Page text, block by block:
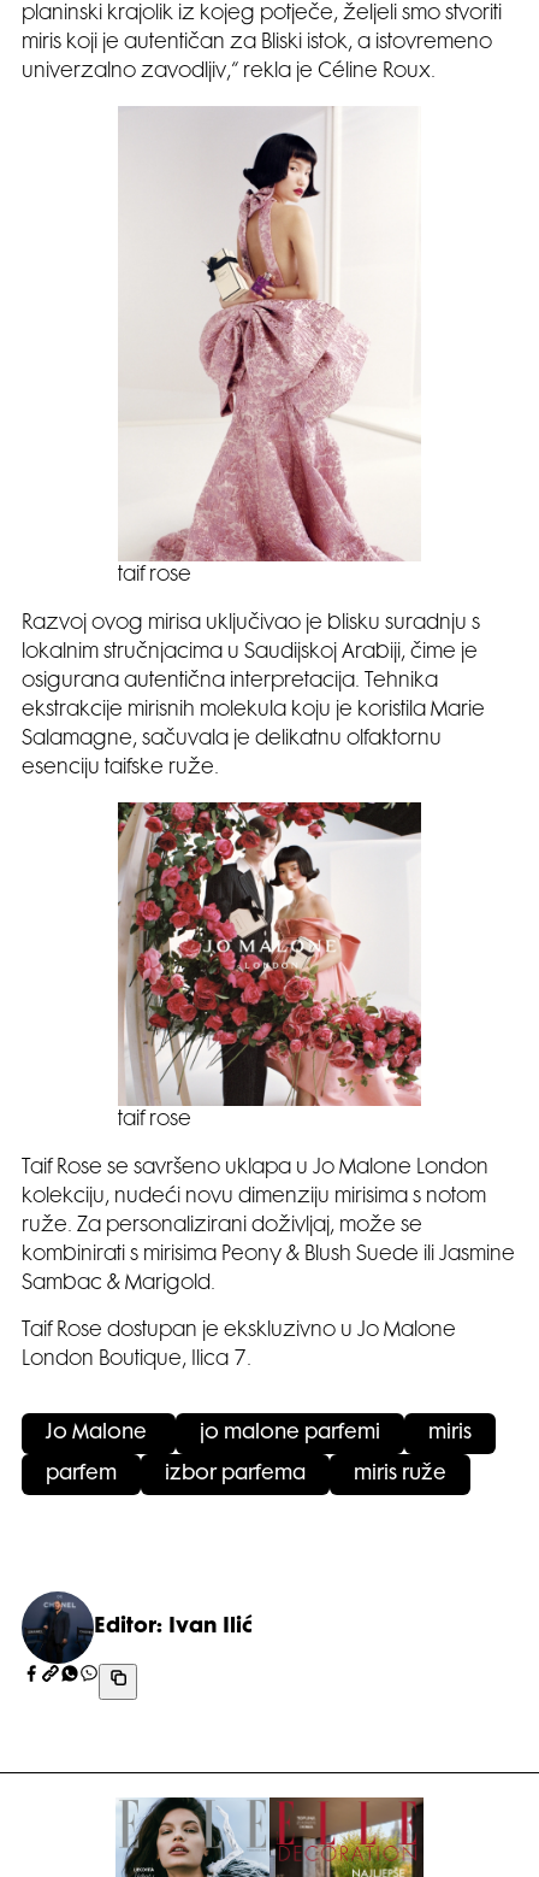
planinski krajolik iz kojeg potječe, željeli smo stvoriti
miris koji je autentičan za Bliski istok, a istovremeno
univerzalno zavodljiv,“ rekla je Céline Roux.
taif rose
Razvoj ovog mirisa uključivao je blisku suradnju s
lokalnim stručnjacima u Saudijskoj Arabiji, čime je
osigurana autentična interpretacija. Tehnika
ekstrakcije mirisnih molekula koju je koristila Marie
Salamagne, sačuvala je delikatnu olfaktornu
esenciju taifske ruže.
taif rose
Taif Rose se savršeno uklapa u Jo Malone London
kolekciju, nudeći novu dimenziju mirisima s notom
ruže. Za personalizirani doživljaj, može se
kombinirati s mirisima Peony & Blush Suede ili Jasmine
Sambac & Marigold.
Taif Rose dostupan je ekskluzivno u Jo Malone
London Boutique, Ilica 7.
Jo Malone jo malone parfemi miris
parfem izbor parfema miris ruže
Editor: Ivan Ilić